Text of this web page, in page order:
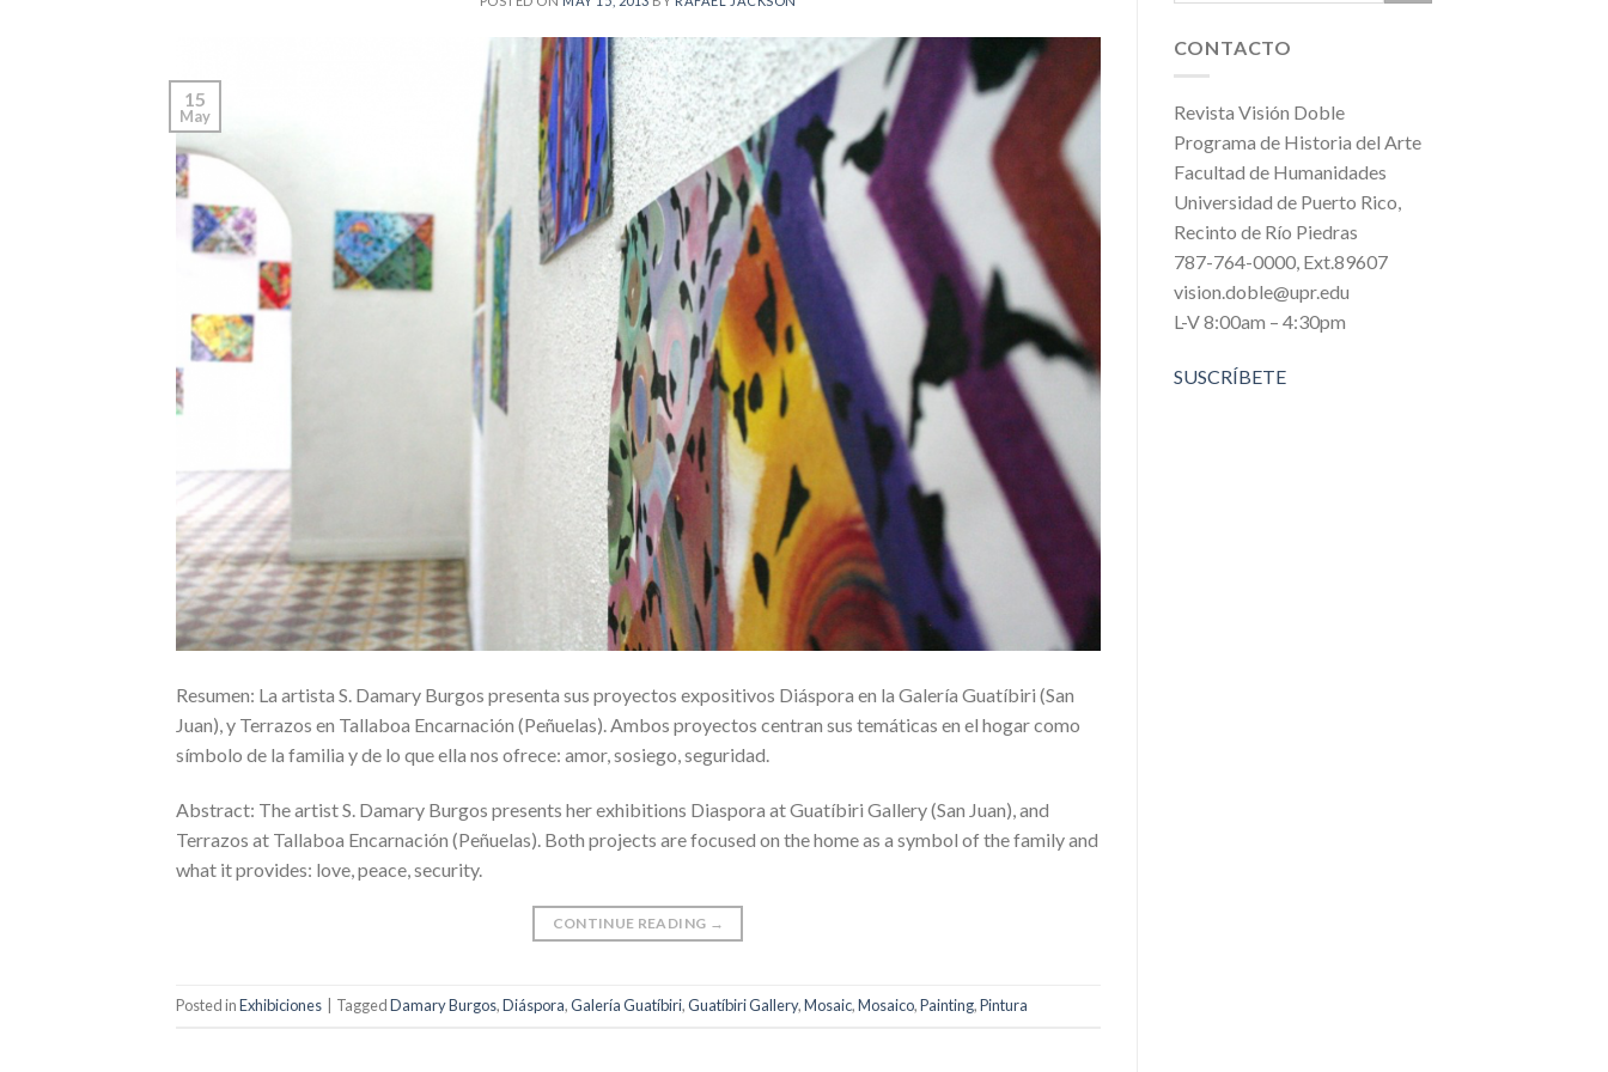
15
May
Resumen: La artista S. Damary Burgos presenta sus proyectos expositivos Diáspora en la Galería Guatíbiri (San
Juan), y Terrazos en Tallaboa Encarnación (Peñuelas). Ambos proyectos centran sus temáticas en el hogar como
símbolo de la familia y de lo que ella nos ofrece: amor, sosiego, seguridad.
Abstract: The artist S. Damary Burgos presents her exhibitions Diaspora at Guatíbiri Gallery (San Juan), and
Terrazos at Tallaboa Encarnación (Peñuelas). Both projects are focused on the home as a symbol of the family and
what it provides: love, peace, security.
CONTINUE READING →
Posted inExhibiciones TaggedDamary Burgos,Diáspora,Galería Guatíbiri,Guatíbiri Gallery,Mosaic,Mosaico,Painting,Pintura
CONTACTO
Revista Visión Doble
Programa de Historia del Arte
Facultad de Humanidades
Universidad de Puerto Rico,
Recinto de Río Piedras
787-764-0000, Ext.89607
vision.doble@upr.edu
L-V 8:00am – 4:30pm
SUSCRÍBETE